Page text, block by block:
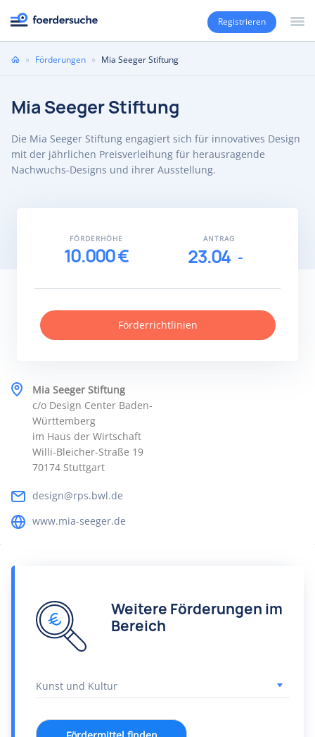
Registrieren
Sie» Förderungen » Mia Seeger Stiftung
Mia Seeger Stiftung
Die Mia Seeger Stiftung engagiert sich für innovatives Design
mit der jährlichen Preisverleihung für herausragende
Nachwuchs-Designs und ihrer Ausstellung.
Mia Seeger Stiftung
c/o Design Center Baden-
Württemberg
im Haus der Wirtschaft
Willi-Bleicher-Straße 19
70174 Stuttgart
design@rps.bwl.de
www.mia-seeger.de
FÖRDERHÖHE
10.000 €
ANTRAG
23.04
Förderrichtlinien
Weitere Förderungen im
Bereich